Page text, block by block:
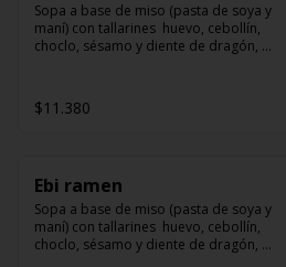
Sopa a base de miso (pasta de soya y
maní) con tallarines  huevo, cebollín,
choclo, sésamo y diente de dragón,
$11.380
Ebi ramen
Sopa a base de miso (pasta de soya y
maní) con tallarines  huevo, cebollín,
choclo, sésamo y diente de dragón,